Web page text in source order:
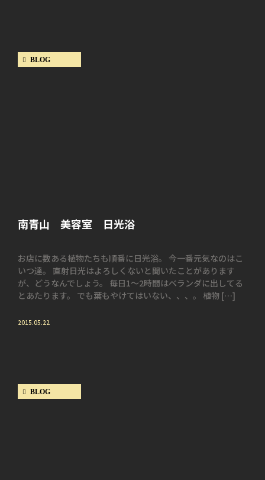
BLOG
南青山 美容室 日光浴
お店に数ある植物たちも順番に日光浴。 今一番元気なのはこ
いつ達。 直射日光はよろしくないと聞いたことがあります
が、どうなんでしょう。 毎日1～2時間はベランダに出してる
とあたります。 でも葉もやけてはいない、、、。 植物 […]
2015.05.22
BLOG